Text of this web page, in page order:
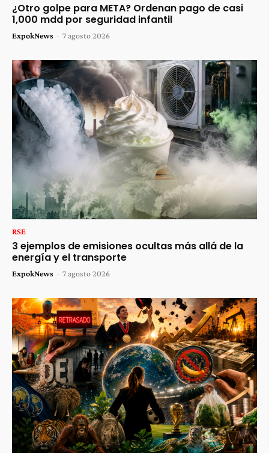
¿Otro golpe para META? Ordenan pago de casi
1,000 mdd por seguridad infantil
ExpokNews - 7 agosto 2026
RSE
3 ejemplos de emisiones ocultas más allá de la
energía y el transporte
ExpokNews - 7 agosto 2026